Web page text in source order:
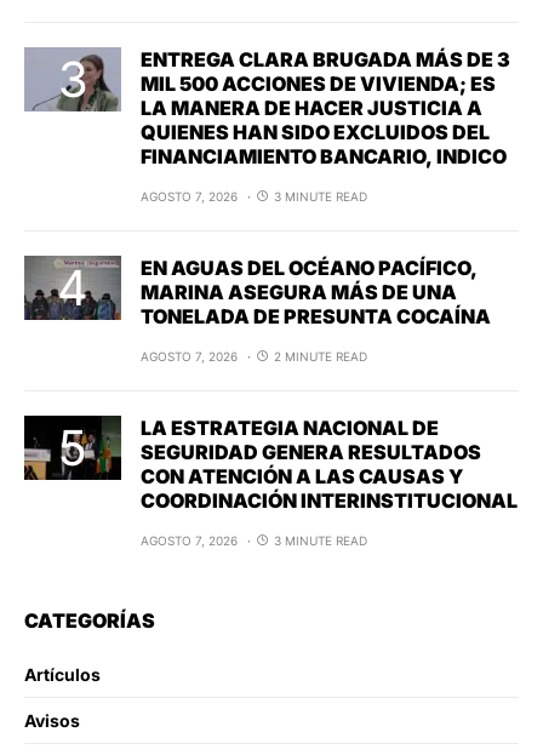
ENTREGA CLARA BRUGADA MÁS DE 3
MIL 500 ACCIONES DE VIVIENDA; ES
LA MANERA DE HACER JUSTICIA A
QUIENES HAN SIDO EXCLUIDOS DEL
FINANCIAMIENTO BANCARIO, INDICO
AGOSTO 7, 2026 3 MINUTE READ
EN AGUAS DEL OCÉANO PACÍFICO,
MARINA ASEGURA MÁS DE UNA
TONELADA DE PRESUNTA COCAÍNA
AGOSTO 7, 2026 2 MINUTE READ
LA ESTRATEGIA NACIONAL DE
SEGURIDAD GENERA RESULTADOS
CON ATENCIÓN A LAS CAUSAS Y
COORDINACIÓN INTERINSTITUCIONAL
AGOSTO 7, 2026 3 MINUTE READ
CATEGORÍAS
Artículos
Avisos